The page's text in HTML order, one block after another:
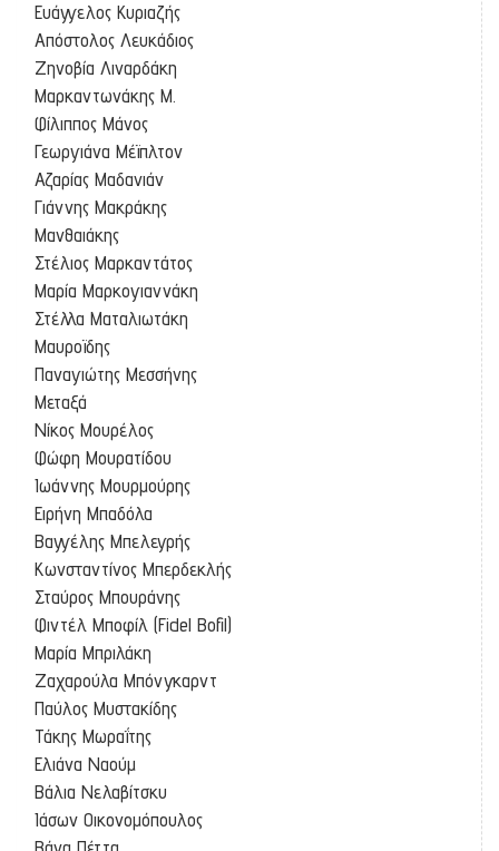
Ευάγγελος Κυριαζής
Απόστολος Λευκάδιος
Ζηνοβία Λιναρδάκη
Μαρκαντωνάκης Μ.
Φίλιππος Μάνος
Γεωργιάνα Μέϊπλτον
Αζαρίας Μαδανιάν
Γιάννης Μακράκης
Μανθαιάκης
Στέλιος Μαρκαντάτος
Μαρία Μαρκογιαννάκη
Στέλλα Ματαλιωτάκη
Μαυροϊδης
Παναγιώτης Μεσσήνης
Μεταξά
Νίκος Μουρέλος
Φώφη Μουρατίδου
Ιωάννης Μουρμούρης
Ειρήνη Μπαδόλα
Βαγγέλης Μπελεγρής
Κωνσταντίνος Μπερδεκλής
Σταύρος Μπουράνης
Φιντέλ Μποφίλ (Fidel Bofil)
Μαρία Μπριλάκη
Ζαχαρούλα Μπόνγκαρντ
Παύλος Μυστακίδης
Τάκης Μωραΐτης
Ελιάνα Ναούμ
Βάλια Νελαβίτσκυ
Ιάσων Οικονομόπουλος